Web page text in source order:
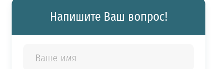
Напишите Ваш вопрос!